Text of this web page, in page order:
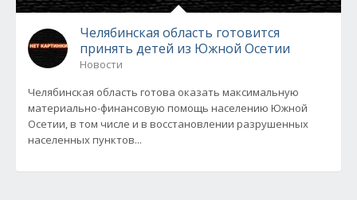
Челябинская область готовится
принять детей из Южной Осетии
Новости
Челябинская область готова оказать максимальную
материально-финансовую помощь населению Южной
Осетии, в том числе и в восстановлении разрушенных
населенных пунктов...